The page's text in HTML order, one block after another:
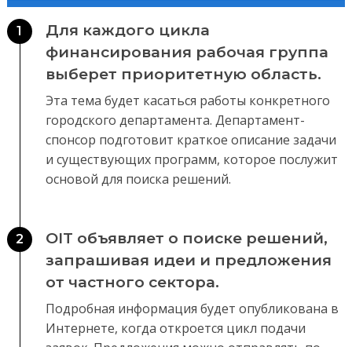
1
Для каждого цикла
финансирования рабочая группа
выберет приоритетную область.
Эта тема будет касаться работы конкретного
городского департамента. Департамент-
спонсор подготовит краткое описание задачи
и существующих программ, которое послужит
основой для поиска решений.
2
OIT объявляет о поиске решений,
запрашивая идеи и предложения
от частного сектора.
Подробная информация будет опубликована в
Интернете, когда откроется цикл подачи